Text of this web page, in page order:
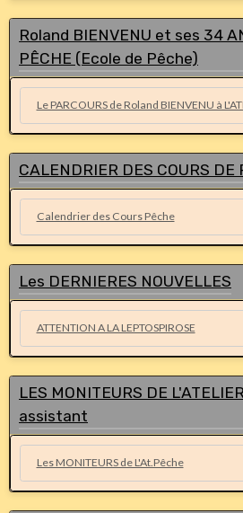
Roland BIENVENU et ses 34
PÊCHE (Ecole de Pêche)
Le PARCOURS de Roland BIENVENU à
CALENDRIER DES COURS DE
Calendrier des Cours Pêche
Les DERNIERES NOUVELLES
ATTENTION A LA LEPTOSPIROSE
LES MONITEURS DE
assistant
Les MONITEURS de L'At.Pêche